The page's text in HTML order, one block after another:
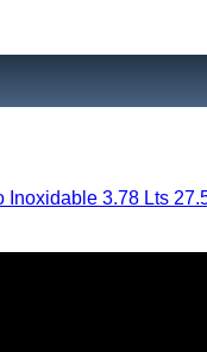
Inoxidable 3.78 Lts